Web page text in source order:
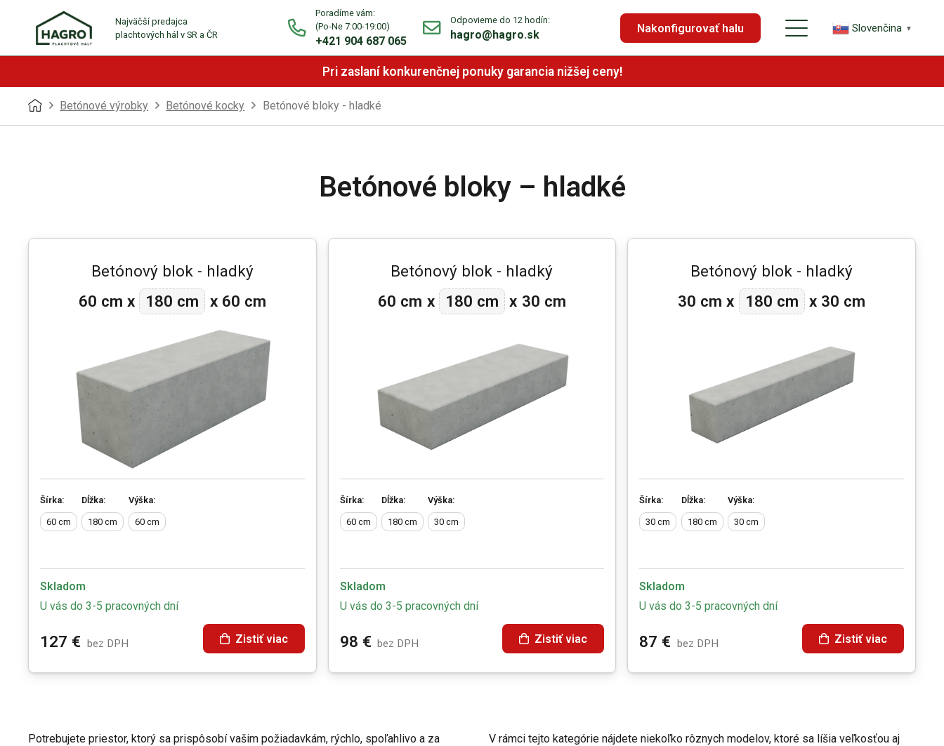
Najväčší predajca
plachtových hál v SR a ČR
Poradíme vám:
(Po-Ne 7:00-19:00)
+421 904 687 065
Odpovieme do 12 hodín:
hagro@hagro.sk Nakonfigurovať halu Slovenčina ▼
Pri zaslaní konkurenčnej ponuky garancia nižšej ceny!
Betónové výrobky Betónové kocky Betónové bloky - hladké
Betónové bloky – hladké
Betónový blok - hladký
60 cm x 180 cm x 60 cm
Šírka:
60 cm
Dĺžka:
180 cm
Výška:
60 cm
Skladom
U vás do 3-5 pracovných dní
127 € bez DPH Zistiť viac
Betónový blok - hladký
60 cm x 180 cm x 30 cm
Šírka:
60 cm
Dĺžka:
180 cm
Výška:
30 cm
Skladom
U vás do 3-5 pracovných dní
98 € bez DPH Zistiť viac
Betónový blok - hladký
30 cm x 180 cm x 30 cm
Šírka:
30 cm
Dĺžka:
180 cm
Výška:
30 cm
Skladom
U vás do 3-5 pracovných dní
87 € bez DPH Zistiť viac
Potrebujete priestor, ktorý sa prispôsobí vašim požiadavkám, rýchlo, spoľahlivo a za
V rámci tejto kategórie nájdete niekoľko rôznych modelov, ktoré sa líšia veľkosťou aj